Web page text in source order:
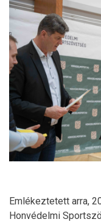
Emlékeztetett arra,
Honvédelmi